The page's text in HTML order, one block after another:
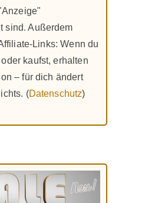
sind. Außerdem
Links: Wenn du
kaufst, erhalten
– für dich ändert
(Datenschutz)